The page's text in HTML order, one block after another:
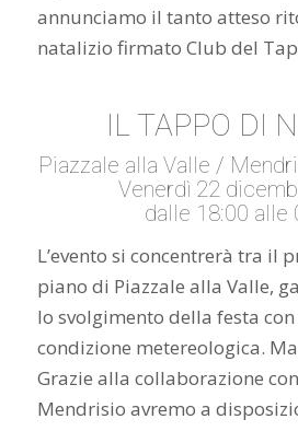
annunciamo il tanto atteso
natalizio firmato Club del
IL TAPPO DI
Piazzale alla Valle /
Venerdì 22
dalle 18:00 alle
L’evento si concentrerà tra il
piano di Piazzale alla Valle,
lo svolgimento della festa
condizione metereologica.
Grazie alla collaborazione
Mendrisio avremo a